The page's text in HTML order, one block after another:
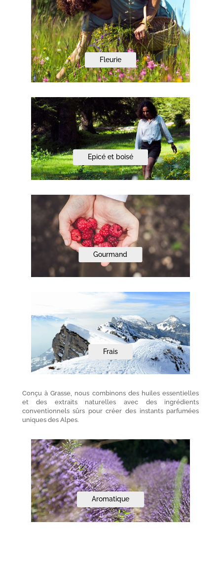
Fleurie
Epicé et boisé
Gourmand
Frais
Conçu à Grasse, nous combinons des huiles essentielles
et des extraits naturelles avec des ingrédients
conventionnels sûrs pour créer des instants parfumées
uniques des Alpes.
Aromatique